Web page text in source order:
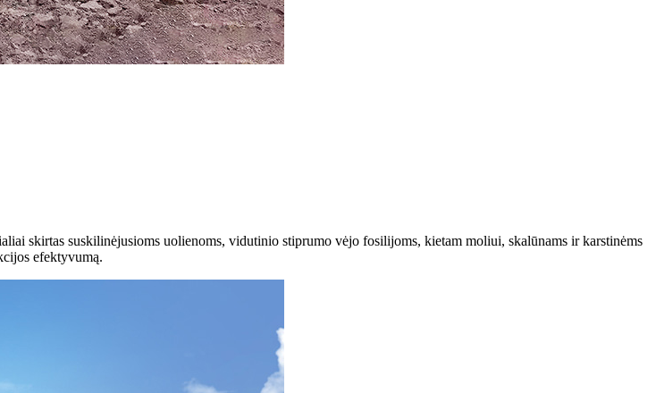
skirtas suskilinėjusioms uolienoms, vidutinio stiprumo vėjo fosilijoms, kietam moliui, skalūnams ir karstinėms
efektyvumą.